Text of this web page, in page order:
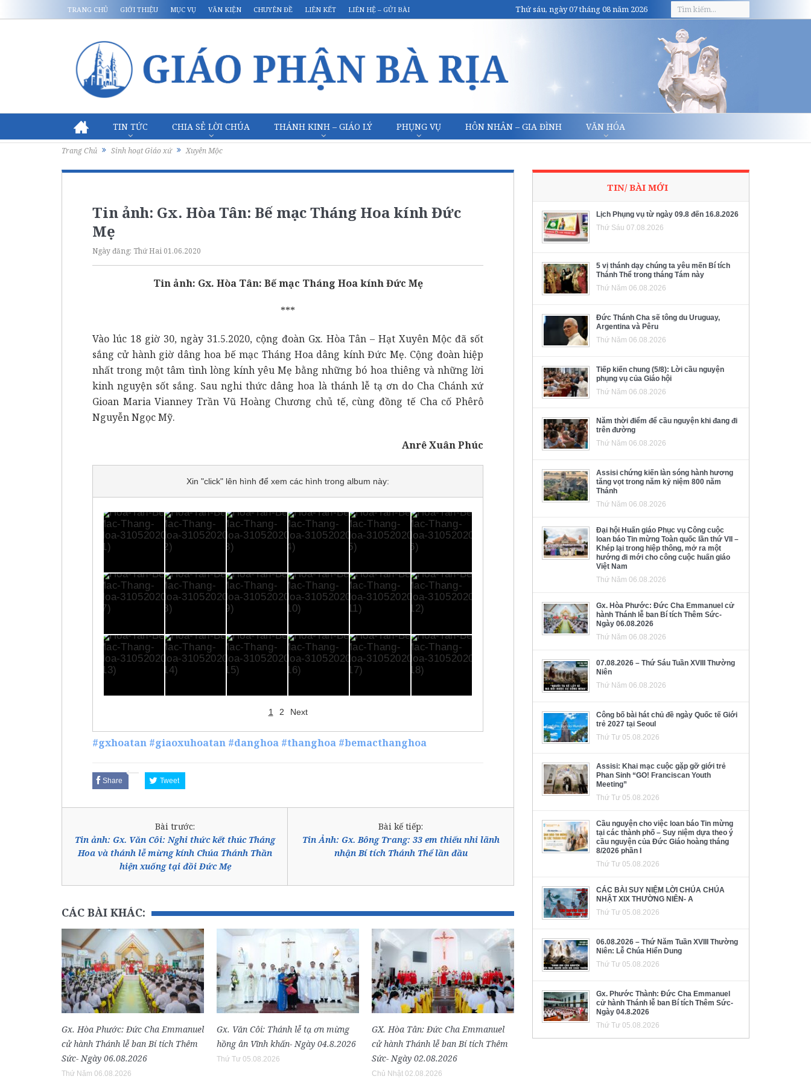
TRANG CHỦ GIỚI THIỆU MỤC VỤ VĂN KIỆN CHUYÊN ĐỀ LIÊN KẾT LIÊN HỆ – GỬI BÀI Thứ sáu, ngày 07 tháng 08 năm 2026
TIN TỨC CHIA SẺ LỜI CHÚA THÁNH KINH – GIÁO LÝ PHỤNG VỤ HÔN NHÂN – GIA ĐÌNH VĂN HÓA
Trang Chủ Sinh hoạt Giáo xứ Xuyên Mộc
Tin ảnh: Gx. Hòa Tân: Bế mạc Tháng Hoa kính Đức
Mẹ
Ngày đăng: Thứ Hai 01.06.2020
Tin ảnh: Gx. Hòa Tân: Bế mạc Tháng Hoa kính Đức Mẹ
***
Vào lúc 18 giờ 30, ngày 31.5.2020, cộng đoàn Gx. Hòa Tân – Hạt Xuyên Mộc đã sốt
sắng cử hành giờ dâng hoa bế mạc Tháng Hoa dâng kính Đức Mẹ. Cộng đoàn hiệp
nhất trong một tâm tình lòng kính yêu Mẹ bằng những bó hoa thiêng và những lời
kinh nguyện sốt sắng. Sau nghi thức dâng hoa là thánh lễ tạ ơn do Cha Chánh xứ
Gioan Maria Vianney Trần Vũ Hoàng Chương chủ tế, cùng đồng tế Cha cố Phêrô
Nguyễn Ngọc Mỹ.
Anrê Xuân Phúc
Xin "click" lên hình để xem các hình trong album này:
1 2 Next
#gxhoatan #giaoxuhoatan #danghoa #thanghoa #bemacthanghoa
Share Tweet
Bài trước:
Tin ảnh: Gx. Văn Côi: Nghi thức kết thúc Tháng
Hoa và thánh lễ mừng kính Chúa Thánh Thần
hiện xuống tại đồi Đức Mẹ
Bài kế tiếp:
Tin Ảnh: Gx. Bông Trang: 33 em thiếu nhi lãnh
nhận Bí tích Thánh Thể lần đầu
CÁC BÀI KHÁC:
Gx. Hòa Phước: Đức Cha Emmanuel
cử hành Thánh lễ ban Bí tích Thêm
Sức- Ngày 06.08.2026
Thứ Năm 06.08.2026
Gx. Văn Côi: Thánh lễ tạ ơn mừng
hồng ân Vĩnh khấn- Ngày 04.8.2026
Thứ Tư 05.08.2026
GX. Hòa Tân: Đức Cha Emmanuel
cử hành Thánh lễ ban Bí tích Thêm
Sức- Ngày 02.08.2026
Chủ Nhật 02.08.2026
TIN/ BÀI MỚI
Lịch Phụng vụ từ ngày 09.8 đến 16.8.2026
Thứ Sáu 07.08.2026
5 vị thánh dạy chúng ta yêu mến Bí tích
Thánh Thể trong tháng Tám này
Thứ Năm 06.08.2026
Đức Thánh Cha sẽ tông du Uruguay,
Argentina và Pêru
Thứ Năm 06.08.2026
Tiếp kiến chung (5/8): Lời cầu nguyện
phụng vụ của Giáo hội
Thứ Năm 06.08.2026
Năm thời điểm để cầu nguyện khi đang đi
trên đường
Thứ Năm 06.08.2026
Assisi chứng kiến làn sóng hành hương
tăng vọt trong năm kỷ niệm 800 năm
Thánh
Thứ Năm 06.08.2026
Đại hội Huấn giáo Phục vụ Công cuộc
loan báo Tin mừng Toàn quốc lần thứ VII –
Khép lại trong hiệp thông, mở ra một
hướng đi mới cho công cuộc huấn giáo
Việt Nam
Thứ Năm 06.08.2026
Gx. Hòa Phước: Đức Cha Emmanuel cử
hành Thánh lễ ban Bí tích Thêm Sức-
Ngày 06.08.2026
Thứ Năm 06.08.2026
07.08.2026 – Thứ Sáu Tuần XVIII Thường
Niên
Thứ Năm 06.08.2026
Công bố bài hát chủ đề ngày Quốc tế Giới
trẻ 2027 tại Seoul
Thứ Tư 05.08.2026
Assisi: Khai mạc cuộc gặp gỡ giới trẻ
Phan Sinh “GO! Franciscan Youth
Meeting”
Thứ Tư 05.08.2026
Cầu nguyện cho việc loan báo Tin mừng
tại các thành phố – Suy niệm dựa theo ý
cầu nguyện của Đức Giáo hoàng tháng
8/2026 phần I
Thứ Tư 05.08.2026
CÁC BÀI SUY NIỆM LỜI CHÚA CHÚA
NHẬT XIX THƯỜNG NIÊN- A
Thứ Tư 05.08.2026
06.08.2026 – Thứ Năm Tuần XVIII Thường
Niên: Lễ Chúa Hiển Dung
Thứ Tư 05.08.2026
Gx. Phước Thành: Đức Cha Emmanuel
cử hành Thánh lễ ban Bí tích Thêm Sức-
Ngày 04.8.2026
Thứ Tư 05.08.2026